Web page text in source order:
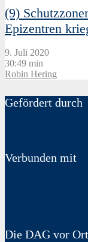
(9)
Epizentren
9. Juli 2020
30:49 min
Robin Hering
Gefördert durch
Verbunden mit
Die DAG vor Ort